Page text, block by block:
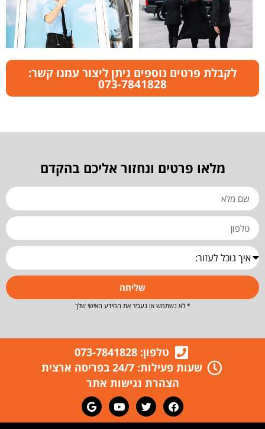
לקבלת פרטים נוספים ניתן ליצור עמנו קשר:
073-7841828
מלאו פרטים ונחזור אליכם בהקדם
שליחה
* לא נשתמש או נעביר את המידע האישי שלך
טלפון: 073-7841828
שעות פעילות: 24/7 בפריסה ארצית
הצהרת נגישות אתר